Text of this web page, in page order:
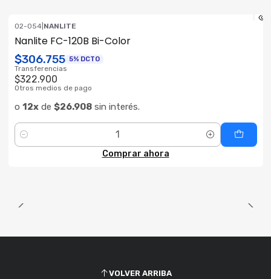
02-054| NANLITE
Nanlite FC-120B Bi-Color
$306.755 5% DCTO
Transferencias
$322.900
Otros medios de pago
o 12xde $26.908sin interés.
Cantidad
Comprar ahora
VOLVER ARRIBA